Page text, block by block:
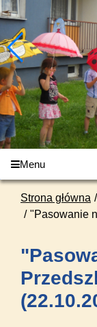
Menu
Strona główna
"Pasowanie